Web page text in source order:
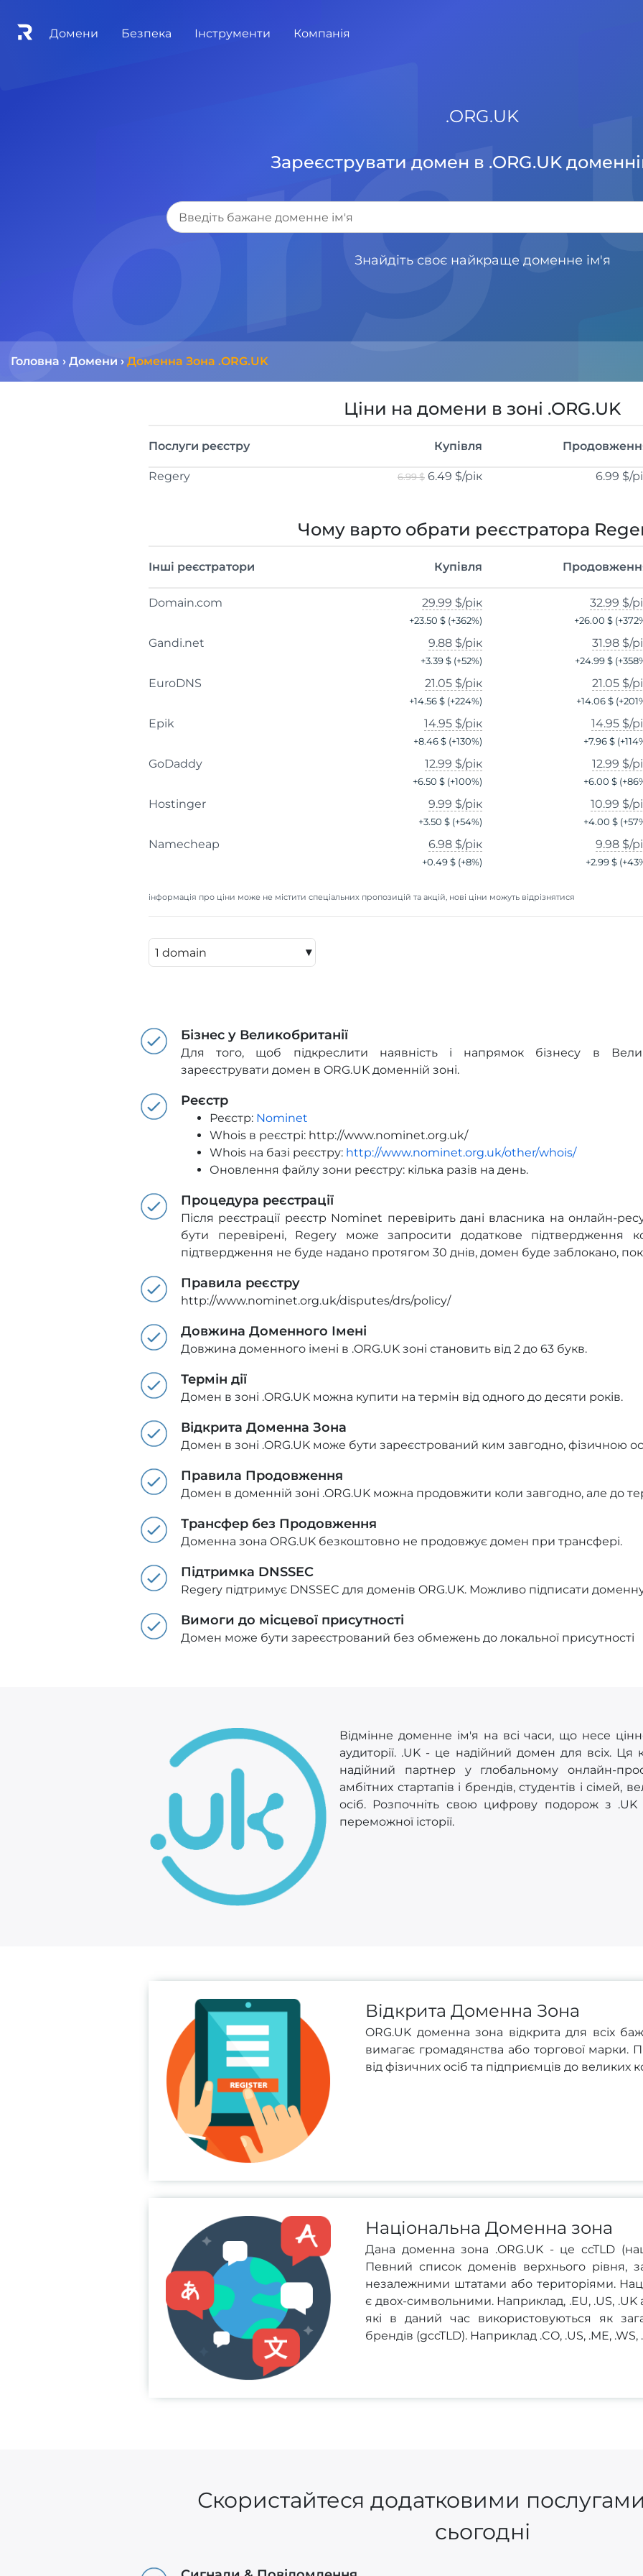
Домени Безпека Інструменти Компанія
.ORG.UK
Зареєструвати домен в .ORG.UK
Знайдіть своє найкраще доменне ім'я
Головна › Домени › Доменна Зона .ORG.UK
Ціни на домени в зоні .ORG.UK
Послуги реєстру Купівля
Regery 6.99 $ 6.49 $/рік 6.99 $/
Чому варто обрати реєстратора
Інші реєстратори Купівля
Domain.com 29.99 $/рік
+23.50 $ (+362%)
32.99 $/
+26.00 $(+372
Gandi.net 9.88 $/рік
+3.39 $ (+52%)
31.98 $/
+24.99 $(+358
EuroDNS 21.05 $/рік
+14.56 $ (+224%)
21.05 $/
+14.06 $(+201
Epik 14.95 $/рік
+8.46 $ (+130%)
14.95 $/
+7.96 $(+114
GoDaddy 12.99 $/рік
+6.50 $ (+100%)
12.99 $/
+6.00 $(+86
Hostinger 9.99 $/рік
+3.50 $ (+54%)
10.99 $/
+4.00 $(+57
Namecheap 6.98 $/рік
+0.49 $ (+8%)
9.98 $/
+2.99 $(+43
інформація про ціни може не містити спеціальних пропозицій та акцій, нові ціни можуть відрізнятися
▾
Бізнес у Великобританії
Для того, щоб підкреслити наявність і напрямок бізнесу в
зареєструвати домен в ORG.UK доменній зоні.
Реєстр
Реєстр: Nominet
Whois в реєстрі: http://www.nominet.org.uk/
Whois на базі реєстру: http://www.nominet.org.uk/other/whois/
Оновлення файлу зони реєстру: кілька разів на день.
Процедура реєстрації
Після реєстрації реєстр Nominet перевірить дані власника на онлайн-
бути перевірені, Regery може запросити додаткове підтвердження
підтвердження не буде надано протягом 30 днів, домен буде заблокано,
Правила реєстру
http://www.nominet.org.uk/disputes/drs/policy/
Довжина Доменного Імені
Довжина доменного імені в .ORG.UK зоні становить від 2 до 63 букв.
Термін дії
Домен в зоні .ORG.UK можна купити на термін від одного до десяти років.
Відкрита Доменна Зона
Домен в зоні .ORG.UK може бути зареєстрований ким завгодно, фізичною
Правила Продовження
Домен в доменній зоні .ORG.UK можна продовжити коли завгодно, але до
Трансфер без Продовження
Доменна зона ORG.UK безкоштовно не продовжує домен при трансфері.
Підтримка DNSSEC
Regery підтримує DNSSEC для доменів ORG.UK. Можливо підписати
Вимоги до місцевої присутності
Домен може бути зареєстрований без обмежень до локальної присутності
Відмінне доменне ім'я на всі часи, що несе
аудиторії. .UK - це надійний домен для всіх.
надійний партнер у глобальному онлайн-
амбітних стартапів і брендів, студентів і сімей,
осіб. Розпочніть свою цифрову подорож з .UK
переможної історії.
Відкрита Доменна Зона
ORG.UK доменна зона відкрита для всіх
вимагає громадянства або торгової марки.
від фізичних осіб та підприємців до великих
Національна Доменна зона
Дана доменна зона .ORG.UK - це ccTLD
Певний список доменів верхнього рівня,
незалежними штатами або територіями.
є двох-символьними. Наприклад, .EU, .US, .UK
які в даний час використовуються як
брендів (gccTLD). Наприклад .CO, .US, .ME, .WS,
Скористайтеся додатковими
сьогодні